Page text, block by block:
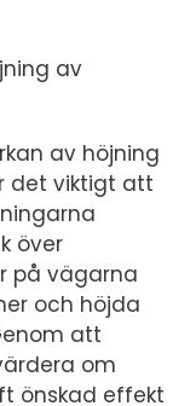
av
av höjning
det viktigt att
över
på vägarna
och höjda
att
om
önskad effekt